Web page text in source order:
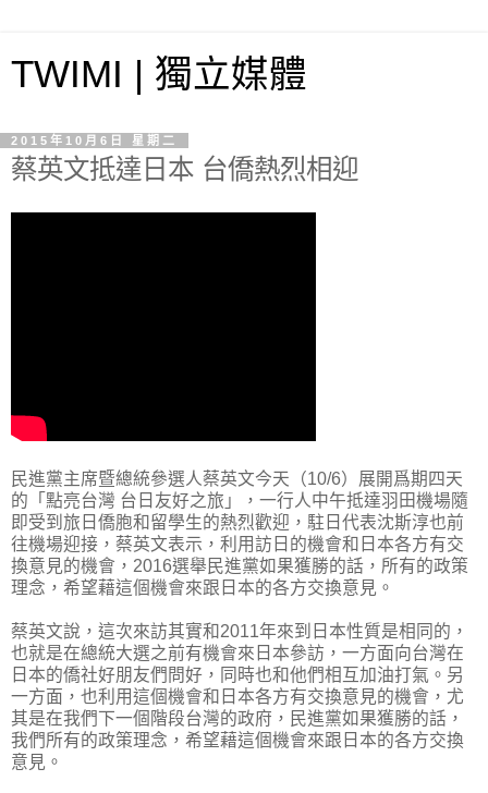
TWIMI | 獨立媒體
2015年10月6日 星期二
蔡英文抵達日本 台僑熱烈相迎
民進黨主席暨總統參選人蔡英文今天（10/6）展開爲期四天
的「點亮台灣 台日友好之旅」，一行人中午抵達羽田機場隨
即受到旅日僑胞和留學生的熱烈歡迎，駐日代表沈斯淳也前
往機場迎接，蔡英文表示，利用訪日的機會和日本各方有交
換意見的機會，2016選舉民進黨如果獲勝的話，所有的政策
理念，希望藉這個機會來跟日本的各方交換意見。
蔡英文說，這次來訪其實和2011年來到日本性質是相同的，
也就是在總統大選之前有機會來日本參訪，一方面向台灣在
日本的僑社好朋友們問好，同時也和他們相互加油打氣。另
一方面，也利用這個機會和日本各方有交換意見的機會，尤
其是在我們下一個階段台灣的政府，民進黨如果獲勝的話，
我們所有的政策理念，希望藉這個機會來跟日本的各方交換
意見。